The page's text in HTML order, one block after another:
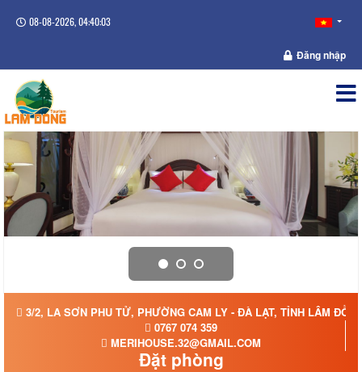
08-08-2026, 04:40:04
Đăng nhập
3/2, LA SƠN PHU TỬ, PHƯỜNG CAM LY - ĐÀ LẠT, TỈNH LÂM
0767 074 359
MERIHOUSE.32@GMAIL.COM
Đặt phòng